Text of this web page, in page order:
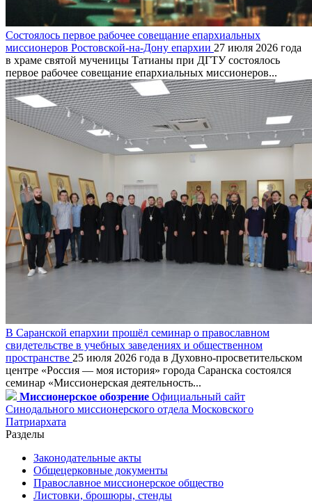
Состоялось первое рабочее совещание епархиальных
миссионеров Ростовской-на-Дону епархии 27 июля 2026 года
в храме святой мученицы Татианы при ДГТУ состоялось
первое рабочее совещание епархиальных миссионеров...
В Саранской епархии прошёл семинар о православном
свидетельстве в учебных заведениях и общественном
пространстве 25 июля 2026 года в Духовно-просветительском
центре «Россия — моя история» города Саранска состоялся
семинар «Миссионерская деятельность...
Миссионерское обозрение Официальный сайт
Синодального миссионерского отдела Московского
Патриархата
Разделы
Законодательные акты
Общецерковные документы
Православное миссионерское общество
Листовки, брошюры, стенды